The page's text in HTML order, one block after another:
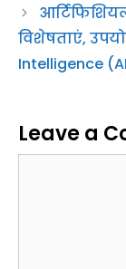
विशेषताएं,
Intelligence
Leave a